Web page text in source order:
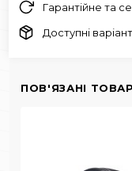
Гарантійне та
Доступні
ПОВ'ЯЗАНІ